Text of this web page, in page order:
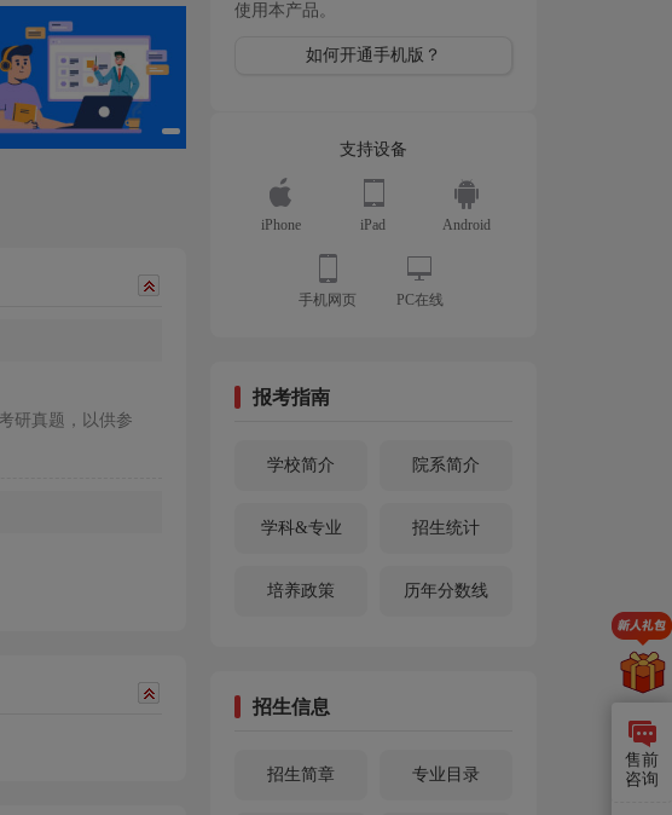
研真题，以供参
使用本产品。
如何开通手机版？
支持设备
iPhone iPad Android
手机网页 PC在线
报考指南
学校简介 院系简介
学科&专业 招生统计
培养政策 历年分数线
招生信息
招生简章 专业目录
售前
咨询